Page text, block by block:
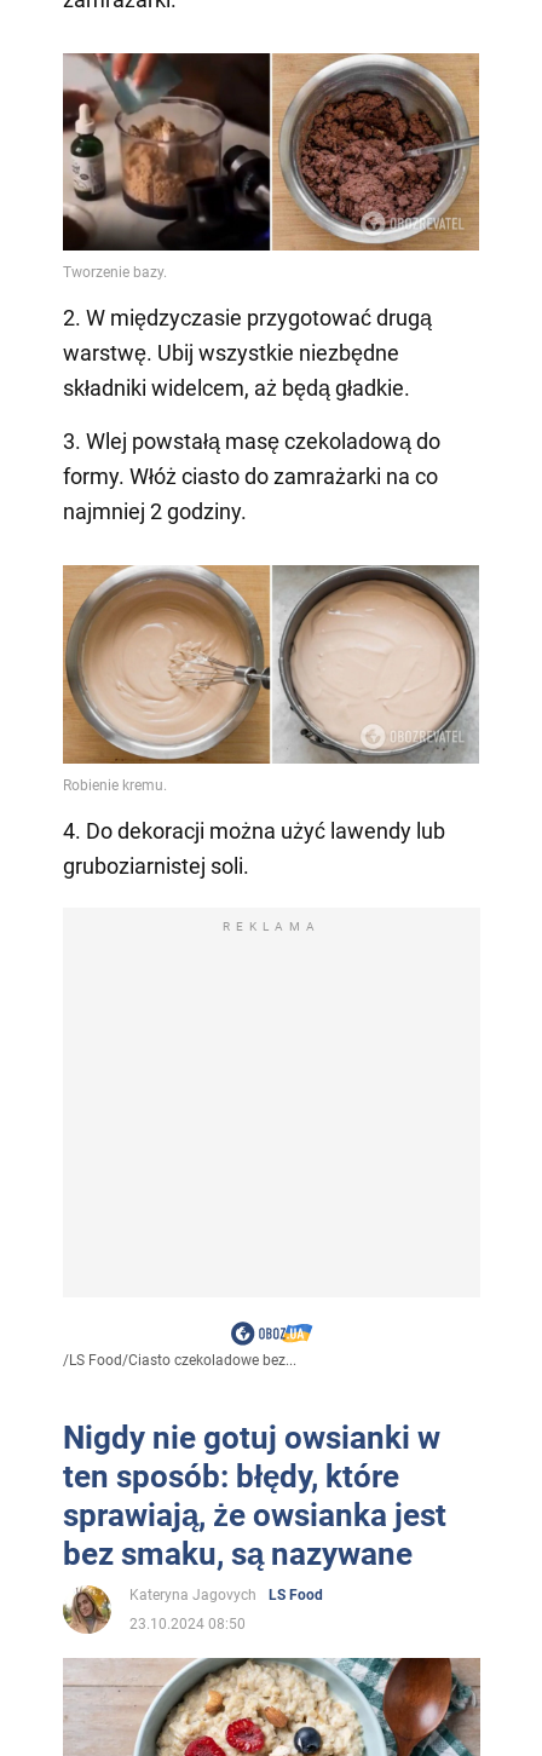
2. W międzyczasie przygotować drugą
warstwę. Ubij wszystkie niezbędne
składniki widelcem, aż będą gładkie.
3. Wlej powstałą masę czekoladową do
formy. Włóż ciasto do zamrażarki na co
najmniej 2 godziny.
4. Do dekoracji można użyć lawendy lub
gruboziarnistej soli.
REKLAMA
/LS Food/Ciasto czekoladowe bez...
Nigdy nie gotuj owsianki w
ten sposób: błędy, które
sprawiają, że owsianka jest
bez smaku, są nazywane
Kateryna Jagovych
LS Food
23.10.2024 08:50